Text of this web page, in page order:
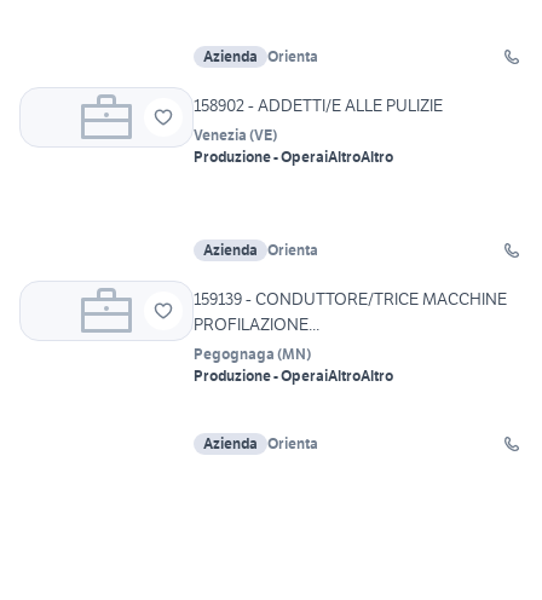
Azienda Orienta
158902 - ADDETTI/E ALLE PULIZIE
Venezia (VE)
Produzione - OperaiAltroAltro
Azienda Orienta
159139 - CONDUTTORE/TRICE MACCHINE
PROFILAZIONE...
Pegognaga (MN)
Produzione - OperaiAltroAltro
Azienda Orienta